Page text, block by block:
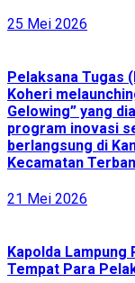
25 Mei 2026
Pelaksana Tugas
Koheri
Gelowing” yang
program inovasi
berlangsung di
Kecamatan
21 Mei 2026
Kapolda
Tempat Para